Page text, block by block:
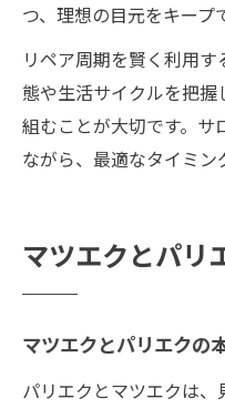
つ、理想の目元をキープ
リペア周期を賢く利用
態や生活サイクルを把握
組むことが大切です。サ
ながら、最適なタイミン
マツエクとパリ
マツエクとパリエクの
パリエクとマツエクは